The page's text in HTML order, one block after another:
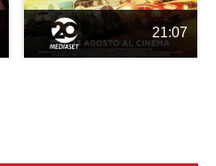
21:07